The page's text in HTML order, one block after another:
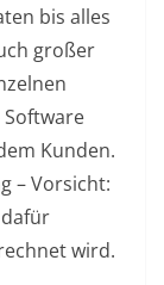
bis alles
großer
Kunden.
– Vorsicht:
wird.